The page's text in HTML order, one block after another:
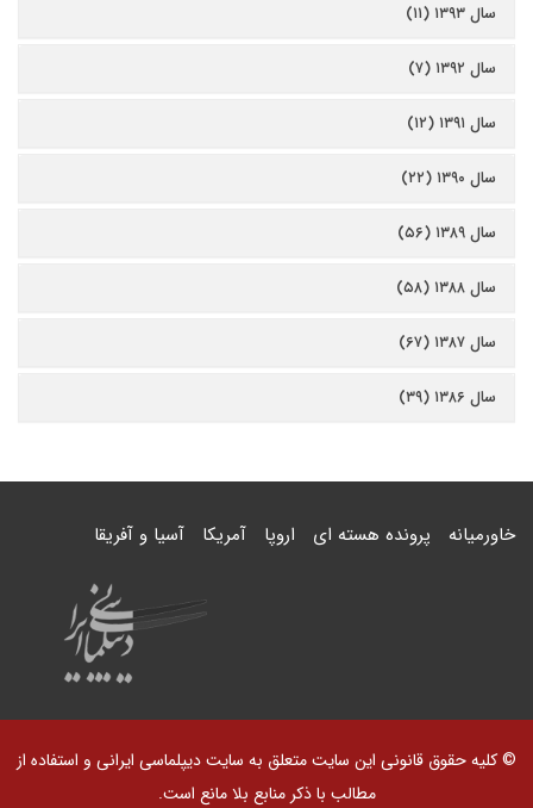
سال ۱۳۹۳ (۱۱)
سال ۱۳۹۲ (۷)
سال ۱۳۹۱ (۱۲)
سال ۱۳۹۰ (۲۲)
سال ۱۳۸۹ (۵۶)
سال ۱۳۸۸ (۵۸)
سال ۱۳۸۷ (۶۷)
سال ۱۳۸۶ (۳۹)
خاورمیانه پرونده هسته ای اروپا آمریکا آسیا و آفریقا
© کلیه حقوق قانونی این سایت متعلق به سایت دیپلماسی ایرانی و استفاده از
مطالب با ذکر منابع بلا مانع است.